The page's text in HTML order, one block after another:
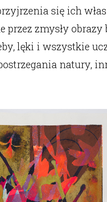
się ich
zmysły
lęki i wszystkie
natury,